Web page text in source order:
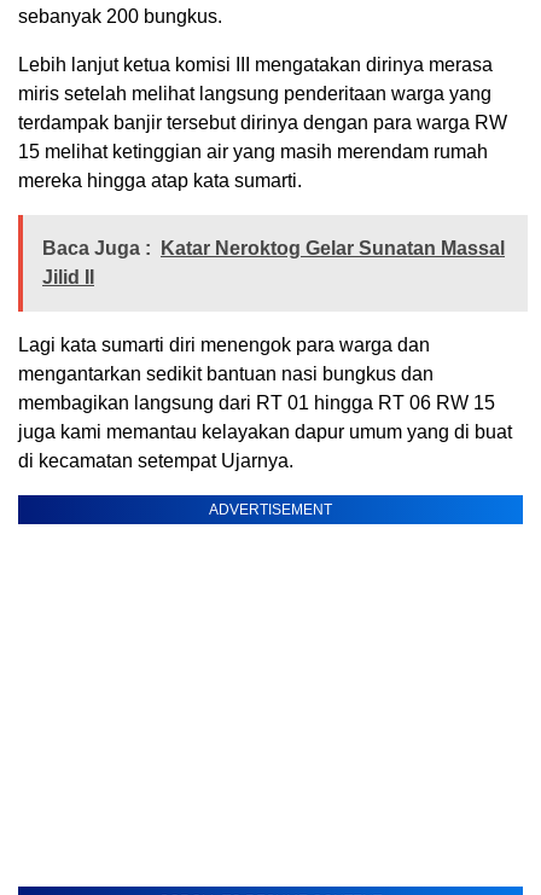
sebanyak 200 bungkus.
Lebih lanjut ketua komisi III mengatakan dirinya merasa
miris setelah melihat langsung penderitaan warga yang
terdampak banjir tersebut dirinya dengan para warga RW
15 melihat ketinggian air yang masih merendam rumah
mereka hingga atap kata sumarti.
Baca Juga :
Katar Neroktog Gelar Sunatan Massal
Jilid II
Lagi kata sumarti diri menengok para warga dan
mengantarkan sedikit bantuan nasi bungkus dan
membagikan langsung dari RT 01 hingga RT 06 RW 15
juga kami memantau kelayakan dapur umum yang di buat
di kecamatan setempat Ujarnya.
ADVERTISEMENT